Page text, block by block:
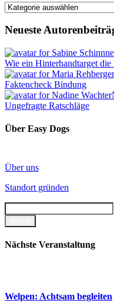
Kategorien
Neueste
Wie ein Hinterhandtarget
Faktencheck Bindung
Ungefragte Ratschläge
Über Easy Dogs
Über uns
Standort gründen
Nächste Veranstaltung
Welpen: Achtsam begleiten